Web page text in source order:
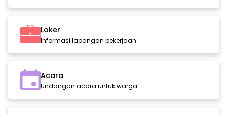
Loker
Informasi lapangan pekerjaan
Acara
Undangan acara untuk warga